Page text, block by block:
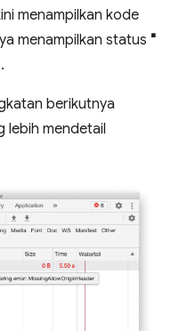
menampilkan kode
menampilkan status "
berikutnya
lebih mendetail